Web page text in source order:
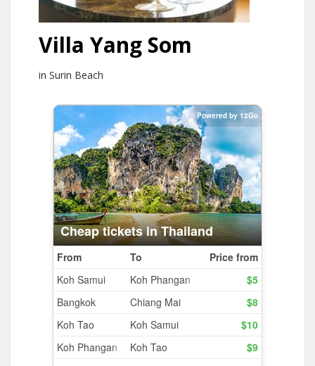
Villa Yang Som
in Surin Beach